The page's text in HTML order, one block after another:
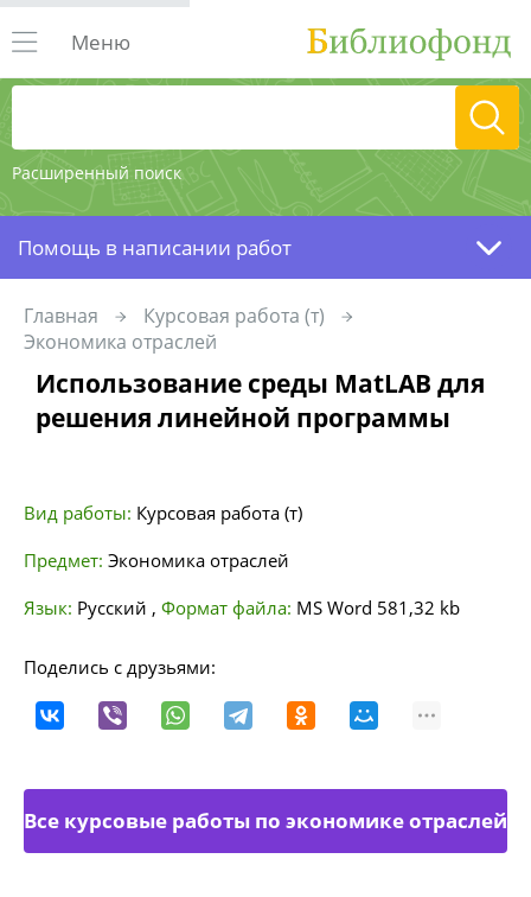
Расширенный поиск
Меню
Помощь в написании работ
Главная
Курсовая работа (т)
Экономика отраслей
Использование среды MatLAB для
решения линейной программы
Вид работы: Курсовая работа (т)
Предмет: Экономика отраслей
Язык: Русский , Формат файла: MS Word 581,32 kb
Поделись с друзьями:
Все курсовые работы по экономике отраслей